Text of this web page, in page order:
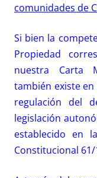
comunidades de
Si bien la
Propiedad
nuestra Carta
también existe
regulación del
legislación
establecido en
Constitucional